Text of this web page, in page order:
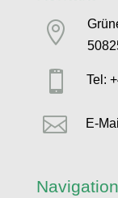

 Tel:
 E-
Navigation